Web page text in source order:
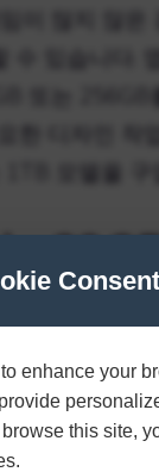
Consent
enhance your
this site,
또는 256GB
한 디자인 작
모델을 구
니까?
세대)은 주로
을 하고, 영화
를 시청하고